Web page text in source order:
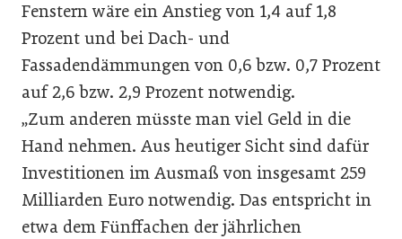
Fenstern wäre ein Anstieg von 1,4 auf 1,8
Prozent und bei Dach- und
Fassadendämmungen von 0,6 bzw. 0,7 Prozent
auf 2,6 bzw. 2,9 Prozent notwendig.
„Zum anderen müsste man viel Geld in die
Hand nehmen. Aus heutiger Sicht sind dafür
Investitionen im Ausmaß von insgesamt 259
Milliarden Euro notwendig. Das entspricht in
etwa dem Fünffachen der jährlichen